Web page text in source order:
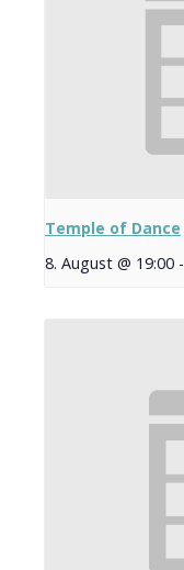
Temple of Dance
8. August @ 19:00 -